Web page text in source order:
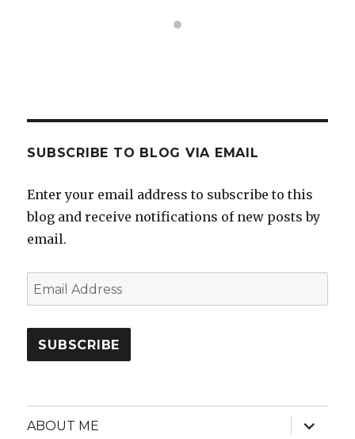
SUBSCRIBE TO BLOG VIA EMAIL
Enter your email address to subscribe to this
blog and receive notifications of new posts by
email.
Email
Address
SUBSCRIBE
ABOUT ME
expand
child